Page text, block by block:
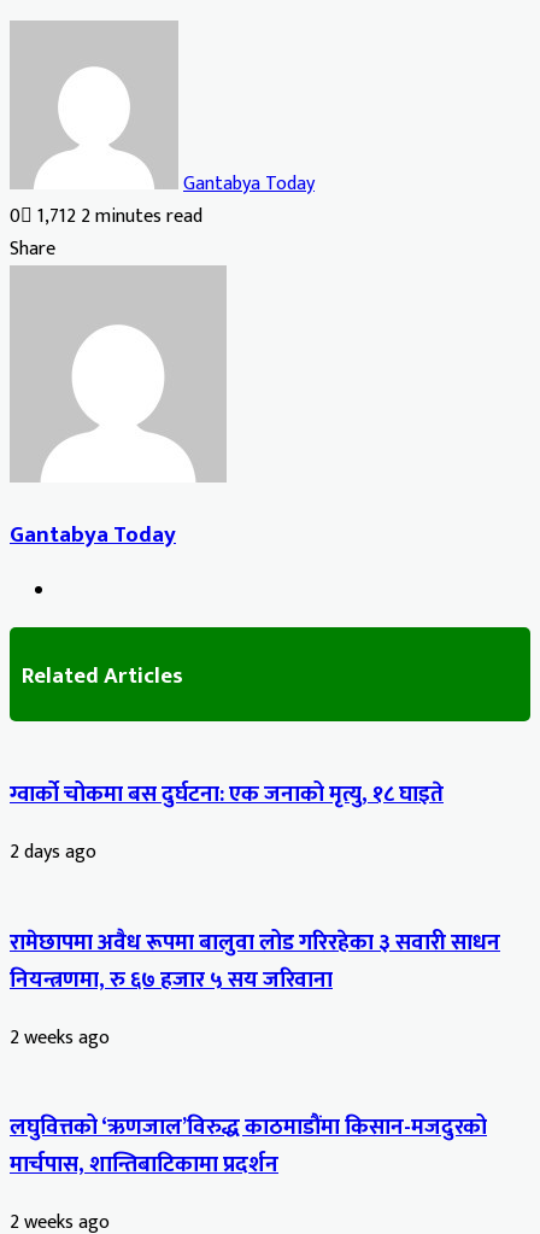
Gantabya Today
0 1,7122 minutes read
Facebook
X
LinkedIn
Tumblr
Pinterest
Reddit
VKontakte
Odnoklassniki
Pocket
Share
Gantabya Today
Related Articles
ग्वार्को चोकमा बस दुर्घटना: एक जनाको मृत्यु, १८ घाइते
2 days ago
रामेछापमा अवैध रूपमा बालुवा लोड गरिरहेका ३ सवारी साधन
नियन्त्रणमा, रु ६७ हजार ५ सय जरिवाना
2 weeks ago
लघुवित्तको ‘ऋणजाल’विरुद्ध काठमाडौंमा किसान-मजदुरको
मार्चपास, शान्तिबाटिकामा प्रदर्शन
2 weeks ago